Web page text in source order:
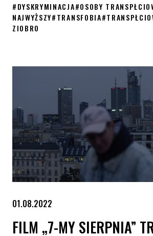
#DYSKRYMINACJA#OSOBY
NAJWYŻSZY#TRANSFOBIA#
ZIOBRO
01.08.2022
FILM „7-MY SIERPNIA”